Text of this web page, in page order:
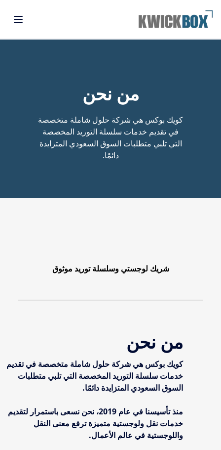
من نحن
كويك بوكس هي شركة حلول شاملة متخصصة
في تقديم خدمات سلسلة التوريد المخصصة
التي تلبي متطلبات السوق السعودي المتزايدة
دائمًا.
شريك لوجستي وسلسلة توريد موثوق
من نحن
كويك بوكس هي شركة حلول شاملة متخصصة في تقديم
خدمات سلسلة التوريد المخصصة التي تلبي متطلبات
السوق السعودي المتزايدة دائمًا.
منذ تأسيسنا في عام 2019، نحن نسعى باستمرار لتقديم
خدمات نقل ولوجستية متميزة ترفع معنى النقل
واللوجستية في عالم الأعمال.